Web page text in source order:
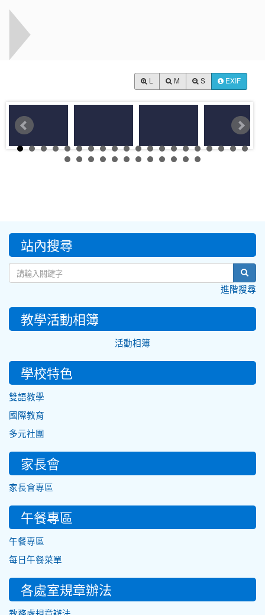
M S EXIF
::: 站內搜尋
進階搜尋
教學活動相簿
活動相簿
學校特色
雙語教學
國際教育
多元社團
家長會
家長會專區
午餐專區
午餐專區
每日午餐菜單
各處室規章辦法